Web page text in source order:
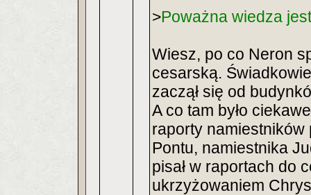
>Poważna wiedza
Wiesz, po co Neron
cesarską.
zaczął się od
A co tam było
raporty namiestników
Pontu, namiestnika
pisał w raportach do
ukrzyżowaniem